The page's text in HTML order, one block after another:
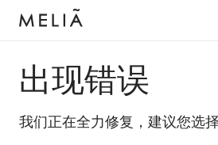
出现错误
我们正在全力修复，建议您选